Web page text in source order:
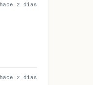
hace 2 días
hace 2 días